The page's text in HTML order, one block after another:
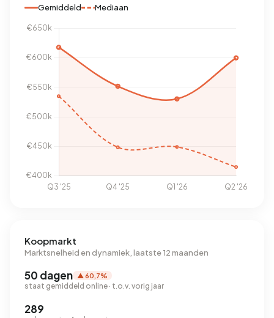
Gemiddeld Mediaan
Koopmarkt
Marktsnelheid en dynamiek, laatste 12 maanden
50 dagen ▲ 60,7%
staat gemiddeld online · t.o.v. vorig jaar
289